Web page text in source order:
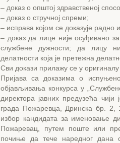
– доказ о општој здравственој
– доказ о стручној спреми;
– исправа којом се доказује радно
– доказ да лице није осуђивано
службене дужности; да лицу
делатности која је претежна
Сви докази прилажу се у оригиналу
Пријава са доказима о
објављивања конкурса у
директора јавних предузећа
града Пожаревца, Дринска бр. 2,
избор кандидата за именовање
Пожаревац, путем поште или
почиње да тече наредног дана